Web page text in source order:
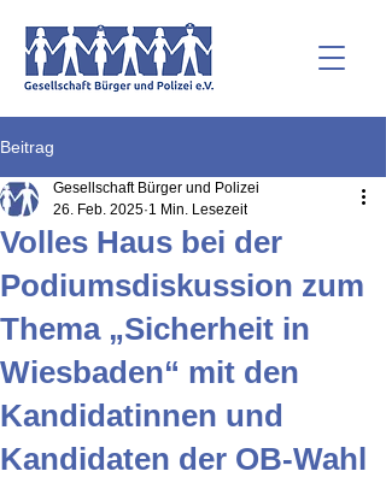
Beitrag
Volles Haus bei der
Podiumsdiskussion zum
Thema „Sicherheit in
Wiesbaden“ mit den
Kandidatinnen und
Kandidaten der OB-Wahl
Gesellschaft Bürger und Polizei
26. Feb. 2025 1 Min. Lesezeit